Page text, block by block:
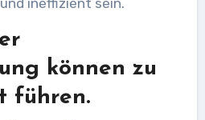
ineffizient sein.
können zu
führen.